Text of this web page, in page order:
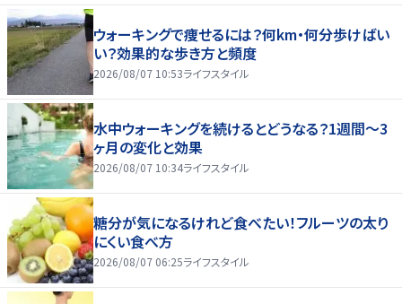
ウォーキングで痩せるには？何km・何分歩けばい
い？効果的な歩き方と頻度
2026/08/07 10:53ライフスタイル
水中ウォーキングを続けるとどうなる？1週間～3
ヶ月の変化と効果
2026/08/07 10:34ライフスタイル
糖分が気になるけれど食べたい！フルーツの太り
にくい食べ方
2026/08/07 06:25ライフスタイル